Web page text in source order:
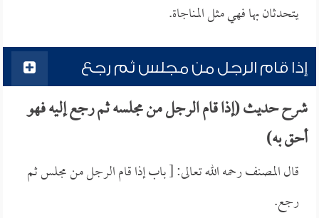
يتحدثان بها فهي مثل المناجاة.
إذا قام الرجل من مجلس ثم رجع
شرح حديث (إذا قام الرجل من مجلسه ثم رجع إليه فهو
أحق به)
قال المصنف رحمه الله تعالى: [ باب إذا قام الرجل من مجلس ثم
رجع.